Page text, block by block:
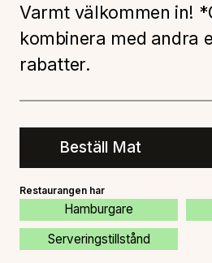
Varmt välkommen in!
kombinera med andra
rabatter.
Beställ Mat
Restaurangen har
Hamburgare
Serveringstillstånd